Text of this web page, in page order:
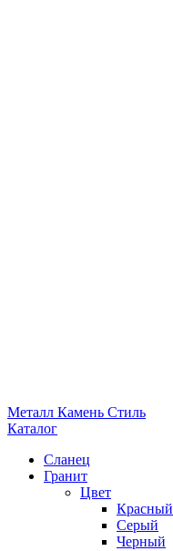
Металл Камень Стиль
Каталог
Сланец
Гранит
Цвет
Красный
Серый
Черный